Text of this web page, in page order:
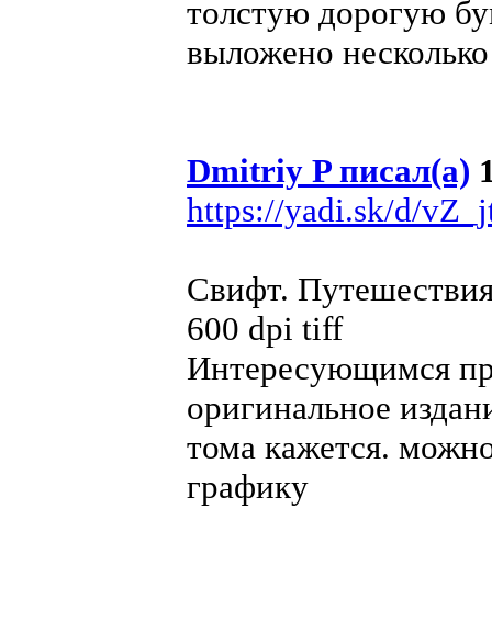
толстую дорогую
выложено
Dmitriy P писал(а)
https://yadi.sk/d/
Свифт.
600 dpi tiff
Интересующимся
оригинальное
тома кажется.
графику